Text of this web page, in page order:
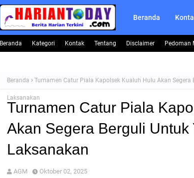
Beranda
Beranda Kategori Kontak Tentang Disclaimer Pedoman
Beranda Turnamen Catur Piala Kapolsek Kualuh Hulu Akan Segera
Laksanakan
Turnamen Catur Piala
Akan Segera Berguli Untuk
Laksanakan
AGM Oktober 02, 2025